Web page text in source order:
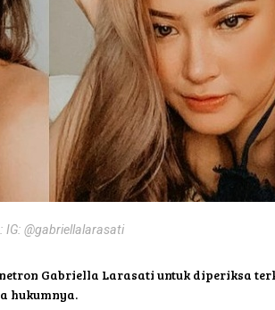
IG: @gabriellalarasati
Gabriella Larasati untuk diperiksa
hukumnya.